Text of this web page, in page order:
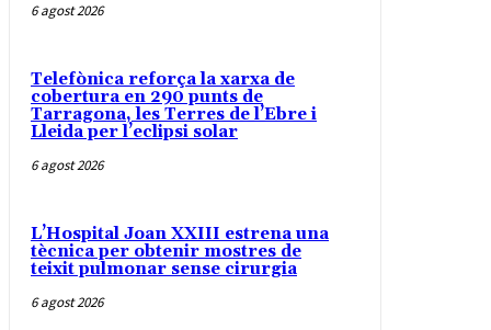
6 agost 2026
Telefònica reforça la xarxa de
cobertura en 290 punts de
Tarragona, les Terres de l’Ebre i
Lleida per l’eclipsi solar
6 agost 2026
L’Hospital Joan XXIII estrena una
tècnica per obtenir mostres de
teixit pulmonar sense cirurgia
6 agost 2026